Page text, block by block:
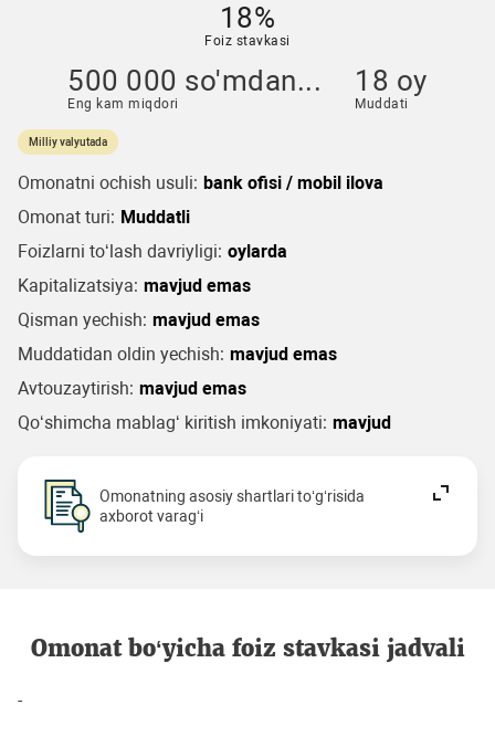
18%
Foiz stavkasi
500 000 so'mdan...
Eng kam miqdori
18 oy
Muddati
Milliy valyutada
Omonatni ochish usuli: bank ofisi / mobil ilova
Omonat turi: Muddatli
Foizlarni to‘lash davriyligi: oylarda
Kapitalizatsiya: mavjud emas
Qisman yechish: mavjud emas
Muddatidan oldin yechish: mavjud emas
Avtouzaytirish: mavjud emas
Qo‘shimcha mablag‘ kiritish imkoniyati: mavjud
Omonatning asosiy shartlari to‘g‘risida
axborot varag‘i
Omonat bo‘yicha foiz stavkasi jadvali
-